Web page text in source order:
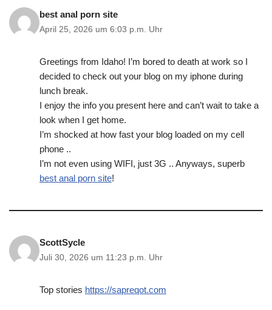
best anal porn site
April 25, 2026 um 6:03 p.m. Uhr
Greetings from Idaho! I’m bored to death at work so I
decided to check out your blog on my iphone during
lunch break.
I enjoy the info you present here and can’t wait to take a
look when I get home.
I’m shocked at how fast your blog loaded on my cell
phone ..
I’m not even using WIFI, just 3G .. Anyways, superb
best anal porn site!
ScottSycle
Juli 30, 2026 um 11:23 p.m. Uhr
Top stories https://sapreqot.com